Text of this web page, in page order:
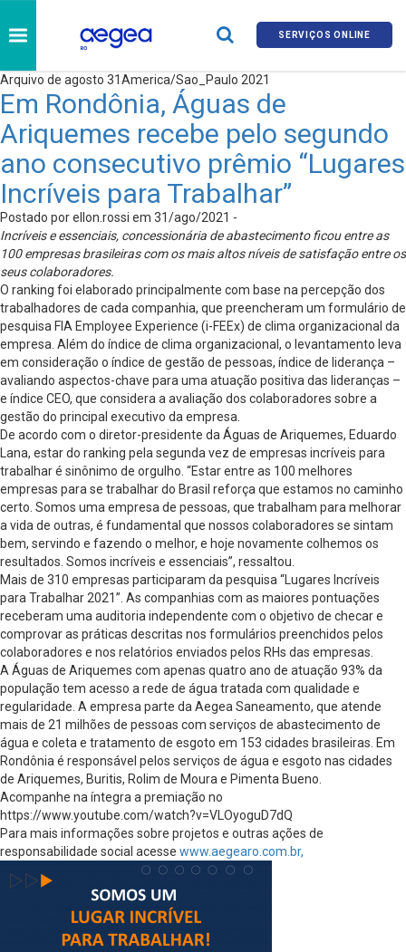
SERVIÇOS ONLINE
Arquivo de agosto 31America/Sao_Paulo 2021
Em Rondônia, Águas de
Ariquemes recebe pelo segundo
ano consecutivo prêmio “Lugares
Incríveis para Trabalhar”
Postado por ellon.rossi em 31/ago/2021 -
Incríveis e essenciais, concessionária de abastecimento ficou entre as
100 empresas brasileiras com os mais altos níveis de satisfação entre os
seus colaboradores.
O ranking foi elaborado principalmente com base na percepção dos
trabalhadores de cada companhia, que preencheram um formulário de
pesquisa FIA Employee Experience (i-FEEx) de clima organizacional da
empresa. Além do índice de clima organizacional, o levantamento leva
em consideração o índice de gestão de pessoas, índice de liderança –
avaliando aspectos-chave para uma atuação positiva das lideranças –
e índice CEO, que considera a avaliação dos colaboradores sobre a
gestão do principal executivo da empresa.
De acordo com o diretor-presidente da Águas de Ariquemes, Eduardo
Lana, estar do ranking pela segunda vez de empresas incríveis para
trabalhar é sinônimo de orgulho. “Estar entre as 100 melhores
empresas para se trabalhar do Brasil reforça que estamos no caminho
certo. Somos uma empresa de pessoas, que trabalham para melhorar
a vida de outras, é fundamental que nossos colaboradores se sintam
bem, servindo e fazendo o melhor, e hoje novamente colhemos os
resultados. Somos incríveis e essenciais”, ressaltou.
Mais de 310 empresas participaram da pesquisa “Lugares Incríveis
para Trabalhar 2021”. As companhias com as maiores pontuações
receberam uma auditoria independente com o objetivo de checar e
comprovar as práticas descritas nos formulários preenchidos pelos
colaboradores e nos relatórios enviados pelos RHs das empresas.
A Águas de Ariquemes com apenas quatro ano de atuação 93% da
população tem acesso a rede de água tratada com qualidade e
regularidade. A empresa parte da Aegea Saneamento, que atende
mais de 21 milhões de pessoas com serviços de abastecimento de
água e coleta e tratamento de esgoto em 153 cidades brasileiras. Em
Rondônia é responsável pelos serviços de água e esgoto nas cidades
de Ariquemes, Buritis, Rolim de Moura e Pimenta Bueno.
Acompanhe na íntegra a premiação no
https://www.youtube.com/watch?v=VLOyoguD7dQ
Para mais informações sobre projetos e outras ações de
responsabilidade social acesse www.aegearo.com.br,